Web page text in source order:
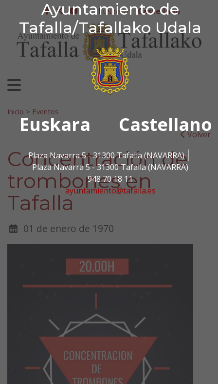
Ayuntamiento de
Tafalla/Tafallako Udala
Euskara Castellano
Plaza Navarra 5 - 31300 Tafalla (NAVARRA)
Plaza Navarra 5 - 31300 Tafalla (NAVARRA)
948 70 18 11
ayuntamiento@tafalla.es
Ir al contenido
Ayuntamiento de
facebook
twitter
youtube
Euskera Castellano
Search for:
Inicio > Eventos
Volver
Concentración de
trombones en
Tafalla
01 de enero de 1970